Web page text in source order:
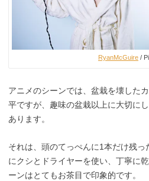
RyanMcGuire /
アニメのシーンでは、盆栽を壊した
平ですが、趣味の盆栽以上に大切に
あります。
それは、頭のてっぺんに1本だけ残っ
にクシとドライヤーを使い、丁寧に
ーンはとてもお茶目で印象的です。